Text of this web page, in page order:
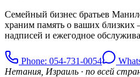
Семейный бизнес братьев
храним память о ваших близких
надписей и ежегодное
Phone: 054-731-0054
Нетания, Израиль · по всей